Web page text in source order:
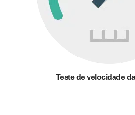
Teste de velocidade